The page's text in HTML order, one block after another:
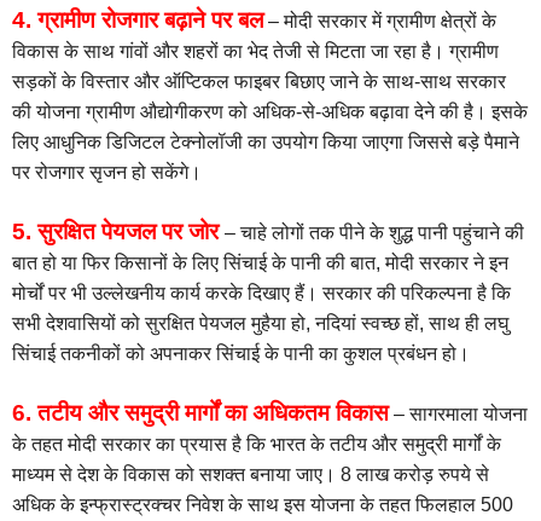
4. ग्रामीण रोजगार बढ़ाने पर बल– मोदी सरकार में ग्रामीण क्षेत्रों के
विकास के साथ गांवों और शहरों का भेद तेजी से मिटता जा रहा है। ग्रामीण
सड़कों के विस्तार और ऑप्टिकल फाइबर बिछाए जाने के साथ-साथ सरकार
की योजना ग्रामीण औद्योगीकरण को अधिक-से-अधिक बढ़ावा देने की है। इसके
लिए आधुनिक डिजिटल टेक्नोलॉजी का उपयोग किया जाएगा जिससे बड़े पैमाने
पर रोजगार सृजन हो सकेंगे।
5. सुरक्षित पेयजल पर जोर– चाहे लोगों तक पीने के शुद्ध पानी पहुंचाने की
बात हो या फिर किसानों के लिए सिंचाई के पानी की बात, मोदी सरकार ने इन
मोर्चों पर भी उल्लेखनीय कार्य करके दिखाए हैं। सरकार की परिकल्पना है कि
सभी देशवासियों को सुरक्षित पेयजल मुहैया हो, नदियां स्वच्छ हों, साथ ही लघु
सिंचाई तकनीकों को अपनाकर सिंचाई के पानी का कुशल प्रबंधन हो।
6. तटीय और समुद्री मार्गों का अधिकतम विकास– सागरमाला योजना
के तहत मोदी सरकार का प्रयास है कि भारत के तटीय और समुद्री मार्गों के
माध्यम से देश के विकास को सशक्त बनाया जाए। 8 लाख करोड़ रुपये से
अधिक के इन्फ्रास्ट्रक्चर निवेश के साथ इस योजना के तहत फिलहाल 500